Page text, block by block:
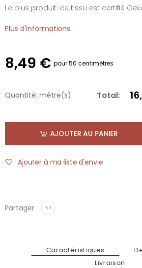
Le plus produit: ce tissu est certifié
Plus d'informations
8,49 € pour 50 centimètres
Quantité: mètre(s) Total:
AJOUTER AU PANIER
Ajouter à ma liste d'envie
Partager: <>
Caractéristiques
Livraison